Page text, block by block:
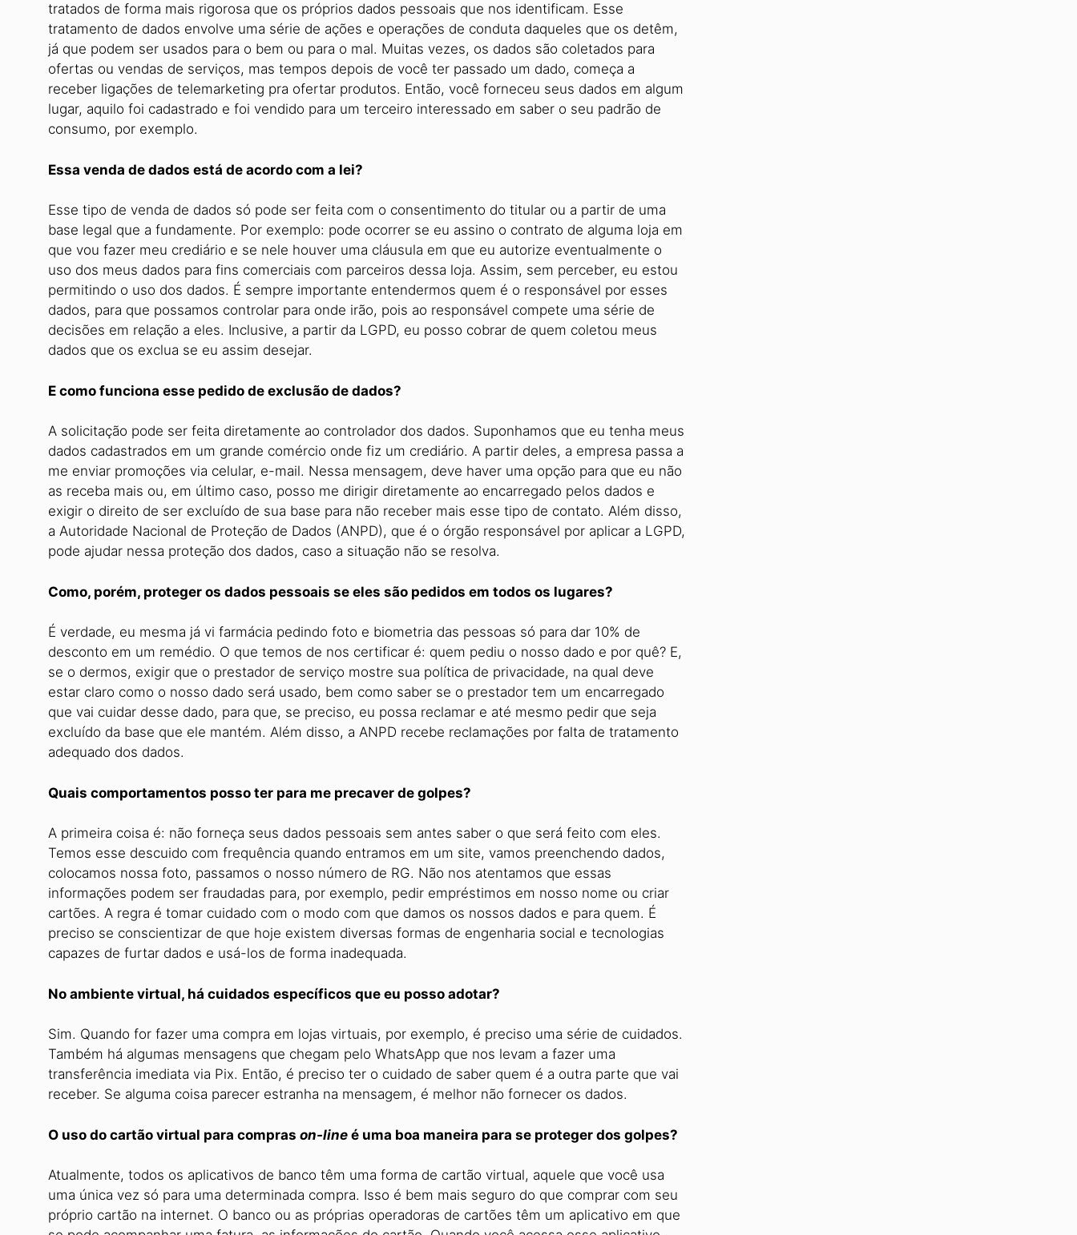
tratados de forma mais rigorosa que os próprios dados pessoais que nos identificam. Esse
tratamento de dados envolve uma série de ações e operações de conduta daqueles que os detêm,
já que podem ser usados para o bem ou para o mal. Muitas vezes, os dados são coletados para
ofertas ou vendas de serviços, mas tempos depois de você ter passado um dado, começa a
receber ligações de telemarketing pra ofertar produtos. Então, você forneceu seus dados em algum
lugar, aquilo foi cadastrado e foi vendido para um terceiro interessado em saber o seu padrão de
consumo, por exemplo.
Essa venda de dados está de acordo com a lei?
Esse tipo de venda de dados só pode ser feita com o consentimento do titular ou a partir de uma
base legal que a fundamente. Por exemplo: pode ocorrer se eu assino o contrato de alguma loja em
que vou fazer meu crediário e se nele houver uma cláusula em que eu autorize eventualmente o
uso dos meus dados para fins comerciais com parceiros dessa loja. Assim, sem perceber, eu estou
permitindo o uso dos dados. É sempre importante entendermos quem é o responsável por esses
dados, para que possamos controlar para onde irão, pois ao responsável compete uma série de
decisões em relação a eles. Inclusive, a partir da LGPD, eu posso cobrar de quem coletou meus
dados que os exclua se eu assim desejar.
E como funciona esse pedido de exclusão de dados?
A solicitação pode ser feita diretamente ao controlador dos dados. Suponhamos que eu tenha meus
dados cadastrados em um grande comércio onde fiz um crediário. A partir deles, a empresa passa a
me enviar promoções via celular, e-mail. Nessa mensagem, deve haver uma opção para que eu não
as receba mais ou, em último caso, posso me dirigir diretamente ao encarregado pelos dados e
exigir o direito de ser excluído de sua base para não receber mais esse tipo de contato. Além disso,
a Autoridade Nacional de Proteção de Dados (ANPD), que é o órgão responsável por aplicar a LGPD,
pode ajudar nessa proteção dos dados, caso a situação não se resolva.
Como, porém, proteger os dados pessoais se eles são pedidos em todos os lugares?
É verdade, eu mesma já vi farmácia pedindo foto e biometria das pessoas só para dar 10% de
desconto em um remédio. O que temos de nos certificar é: quem pediu o nosso dado e por quê? E,
se o dermos, exigir que o prestador de serviço mostre sua política de privacidade, na qual deve
estar claro como o nosso dado será usado, bem como saber se o prestador tem um encarregado
que vai cuidar desse dado, para que, se preciso, eu possa reclamar e até mesmo pedir que seja
excluído da base que ele mantém. Além disso, a ANPD recebe reclamações por falta de tratamento
adequado dos dados.
Quais comportamentos posso ter para me precaver de golpes?
A primeira coisa é: não forneça seus dados pessoais sem antes saber o que será feito com eles.
Temos esse descuido com frequência quando entramos em um site, vamos preenchendo dados,
colocamos nossa foto, passamos o nosso número de RG. Não nos atentamos que essas
informações podem ser fraudadas para, por exemplo, pedir empréstimos em nosso nome ou criar
cartões. A regra é tomar cuidado com o modo com que damos os nossos dados e para quem. É
preciso se conscientizar de que hoje existem diversas formas de engenharia social e tecnologias
capazes de furtar dados e usá-los de forma inadequada.
No ambiente virtual, há cuidados específicos que eu posso adotar?
Sim. Quando for fazer uma compra em lojas virtuais, por exemplo, é preciso uma série de cuidados.
Também há algumas mensagens que chegam pelo WhatsApp que nos levam a fazer uma
transferência imediata via Pix. Então, é preciso ter o cuidado de saber quem é a outra parte que vai
receber. Se alguma coisa parecer estranha na mensagem, é melhor não fornecer os dados.
O uso do cartão virtual para compras on-line é uma boa maneira para se proteger dos golpes?
Atualmente, todos os aplicativos de banco têm uma forma de cartão virtual, aquele que você usa
uma única vez só para uma determinada compra. Isso é bem mais seguro do que comprar com seu
próprio cartão na internet. O banco ou as próprias operadoras de cartões têm um aplicativo em que